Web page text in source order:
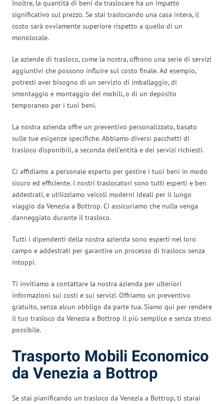
Inoltre, la quantità di beni da traslocare ha un impatto
significativo sul prezzo. Se stai traslocando una casa intera, il
costo sarà ovviamente superiore rispetto a quello di un
monolocale.
Le aziende di trasloco, come la nostra, offrono una serie di servizi
aggiuntivi che possono influire sul costo finale. Ad esempio,
potresti aver bisogno di un servizio di imballaggio, di
smontaggio e montaggio dei mobili, o di un deposito
temporaneo per i tuoi beni.
La nostra azienda offre un preventivo personalizzato, basato
sulle tue esigenze specifiche. Abbiamo diversi pacchetti di
trasloco disponibili, a seconda dell’entità e dei servizi richiesti.
Ci affidiamo a personale esperto per gestire i tuoi beni in modo
sicuro ed efficiente. I nostri traslocatori sono tutti esperti e ben
addestrati, e utilizziamo veicoli moderni ideali per il lungo
viaggio da Venezia a Bottrop. Ci assicuriamo che nulla venga
danneggiato durante il trasloco.
Tutti i dipendenti della nostra azienda sono esperti nel loro
campo e addestrati per garantire un processo di trasloco senza
intoppi.
Ti invitiamo a contattare la nostra azienda per ulteriori
informazioni sui costi e sui servizi. Offriamo un preventivo
gratuito, senza alcun obbligo da parte tua. Siamo qui per rendere
il tuo trasloco da Venezia a Bottrop il più semplice e senza stress
possibile.
Trasporto Mobili Economico
da Venezia a Bottrop
Se stai pianificando un trasloco da Venezia a Bottrop, ti starai